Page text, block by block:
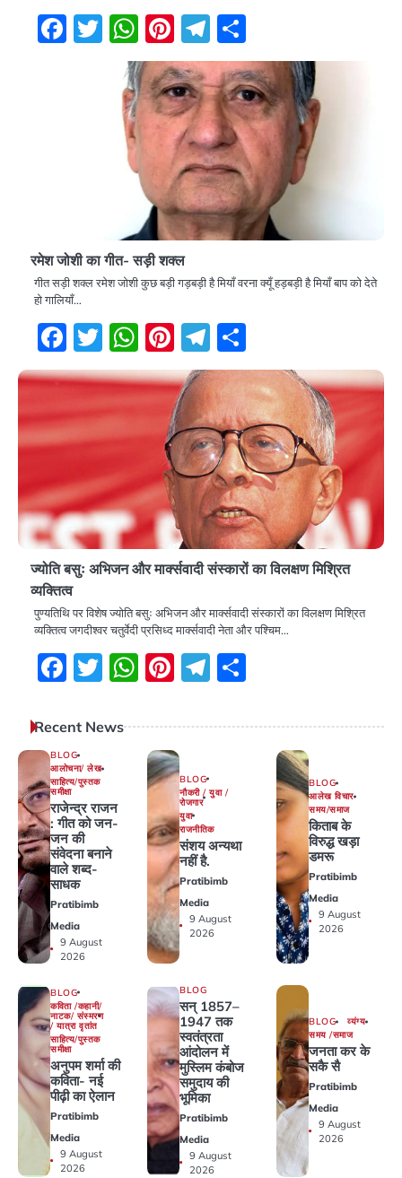
Facebook
Twitter
WhatsApp
Pinterest
Telegram
रमेश जोशी का गीत- सड़ी शक्ल
गीत सड़ी शक्ल रमेश जोशी कुछ बड़ी गड़बड़ी है मियाँ वरना क्यूँ हड़बड़ी है मियाँ बाप को देते
हो गालियाँ…
Facebook
Twitter
WhatsApp
Pinterest
Telegram
ज्योति बसुः अभिजन और मार्क्सवादी संस्कारों का विलक्षण मिश्रित
व्यक्तित्व
पुण्यतिथि पर विशेष ज्योति बसुः अभिजन और मार्क्सवादी संस्कारों का विलक्षण मिश्रित
व्यक्तित्व जगदीश्वर चतुर्वेदी प्रसिध्द मार्क्सवादी नेता और पश्चिम…
Facebook
Twitter
WhatsApp
Pinterest
Telegram
Recent News
BLOG
आलोचना/ लेख
साहित्य/पुस्तक
समीक्षा
राजेन्द्र राजन
: गीत को जन-
जन की
संवेदना बनाने
वाले शब्द-
साधक
Pratibimb
Media
9 August
2026
BLOG
नौकरी / युवा /
रोजगार
युवा
राजनीतिक
संशय अन्यथा
नहीं है.
Pratibimb
Media
9 August
2026
BLOG
आलेख विचार
समय/समाज
किताब के
विरुद्ध खड़ा
डमरू
Pratibimb
Media
9 August
2026
BLOG
कविता /कहानी/
नाटक/ संस्मरण
/ यात्रा वृतांत
साहित्य/पुस्तक
समीक्षा
अनुपम शर्मा की
कविता- नई
पीढ़ी का ऐलान
Pratibimb
Media
9 August
2026
BLOG
सन् 1857–
1947 तक
स्वतंत्रता
आंदोलन में
मुस्लिम कंबोज
समुदाय की
भूमिका
Pratibimb
Media
9 August
2026
BLOG
व्यंग्य
समय /समाज
जनता कर के
सकै सै
Pratibimb
Media
9 August
2026